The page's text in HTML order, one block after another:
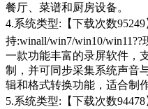
餐厅、菜谱和厨房设备。
4.系统类型:【下载次数95249
持:winall/win7/win10/
一款功能丰富的录屏软件，
制，并可同步采集系统声音
辑和格式转换功能，适合制
5.系统类型:【下载次数94478